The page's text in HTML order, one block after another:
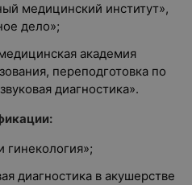
медицинский институт»,
дело»;
академия
переподготовка по
диагностика».
гинекология»;
диагностика в акушерстве